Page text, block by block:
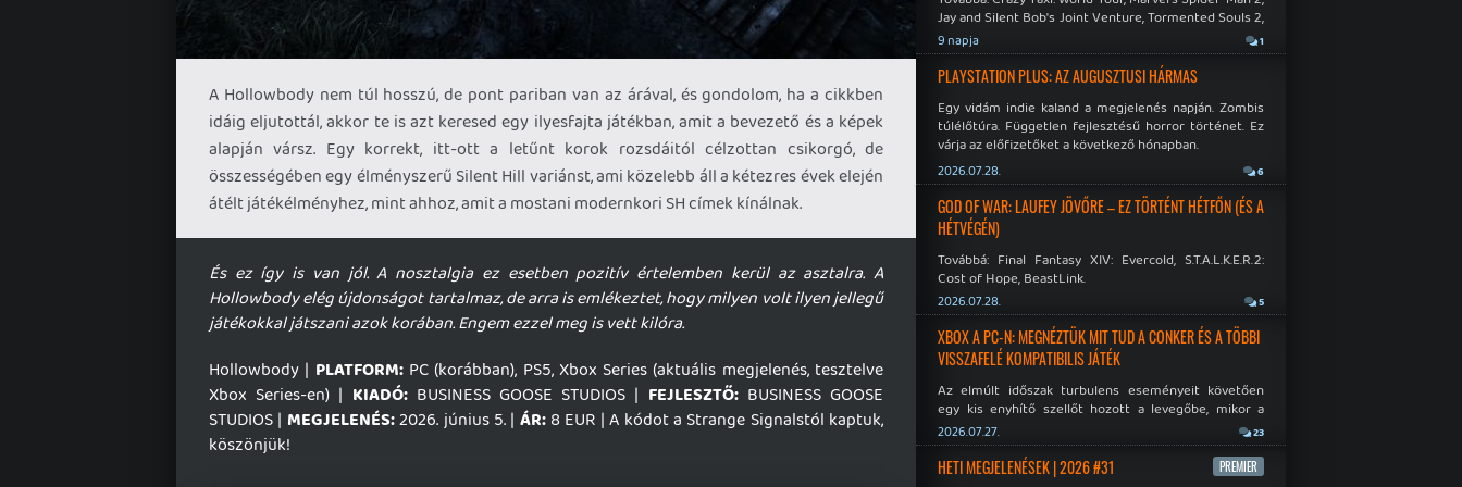
A Hollowbody nem túl hosszú, de pont pariban van az árával, és gondolom, ha a cikkben
idáig eljutottál, akkor te is azt keresed egy ilyesfajta játékban, amit a bevezető és a képek
alapján vársz. Egy korrekt, itt-ott a letűnt korok rozsdáitól célzottan csikorgó, de
összességében egy élményszerű Silent Hill variánst, ami közelebb áll a kétezres évek elején
átélt játékélményhez, mint ahhoz, amit a mostani modernkori SH címek kínálnak.
És ez így is van jól. A nosztalgia ez esetben pozitív értelemben kerül az asztalra. A
Hollowbody elég újdonságot tartalmaz, de arra is emlékeztet, hogy milyen volt ilyen jellegű
játékokkal játszani azok korában. Engem ezzel meg is vett kilóra.
Hollowbody | PLATFORM:PC (korábban), PS5, Xbox Series (aktuális megjelenés, tesztelve
Xbox Series-en) | KIADÓ:BUSINESS GOOSE STUDIOS | FEJLESZTŐ:BUSINESS GOOSE
STUDIOS | MEGJELENÉS:2026. június 5. | ÁR:8 EUR | A kódot a Strange Signalstól kaptuk,
köszönjük!
Jay and Silent Bob's Joint Venture, Tormented Souls 2,
No More Room in Hell, Slain 2: The Beast Within.
9 napja 1
PLAYSTATION PLUS: AZ AUGUSZTUSI HÁRMAS
Egy vidám indie kaland a megjelenés napján. Zombis
túlélőtúra. Független fejlesztésű horror történet. Ez
várja az előfizetőket a következő hónapban.
2026.07.28. 6
GOD OF WAR: LAUFEY JÖVŐRE – EZ TÖRTÉNT HÉTFŐN (ÉS A
HÉTVÉGÉN)
Továbbá: Final Fantasy XIV: Evercold, S.T.A.L.K.E.R.2:
Cost of Hope, BeastLink.
2026.07.28. 5
XBOX A PC-N: MEGNÉZTÜK MIT TUD A CONKER ÉS A TÖBBI
VISSZAFELÉ KOMPATIBILIS JÁTÉK
Az elmúlt időszak turbulens eseményeit követően
egy kis enyhítő szellőt hozott a levegőbe, mikor a
Microsoft bejelentette, hogy PC-re is kiterjesztik az
Xbox Original visszafelé kompatibilitást. Lássuk,
meddig jutottak...
2026.07.27. 23
HETI MEGJELENÉSEK | 2026 #31 PREMIER